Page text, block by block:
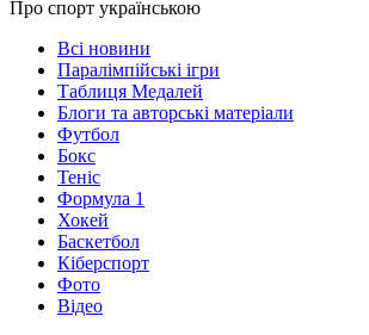
Про спорт українською
Всі новини
Паралімпійські ігри
Таблиця Медалей
Блоги та авторські матеріали
Футбол
Бокс
Теніс
Формула 1
Хокей
Баскетбол
Кіберспорт
Фото
Відео